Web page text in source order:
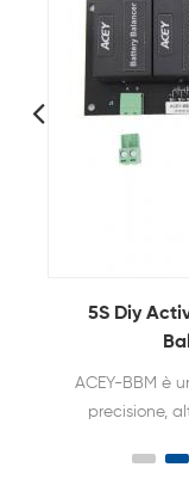
Circuito di
agli ioni
Il
mantenere